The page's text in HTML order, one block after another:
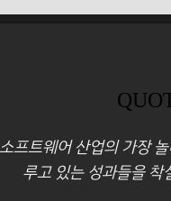
프트웨어 산업의 가장
루고 있는 성과들을